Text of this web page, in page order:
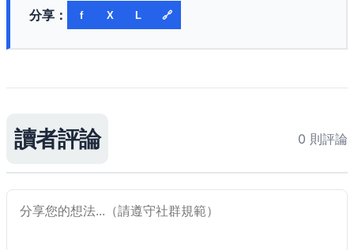
分享： f X L 🔗
讀者評論 0 則評論